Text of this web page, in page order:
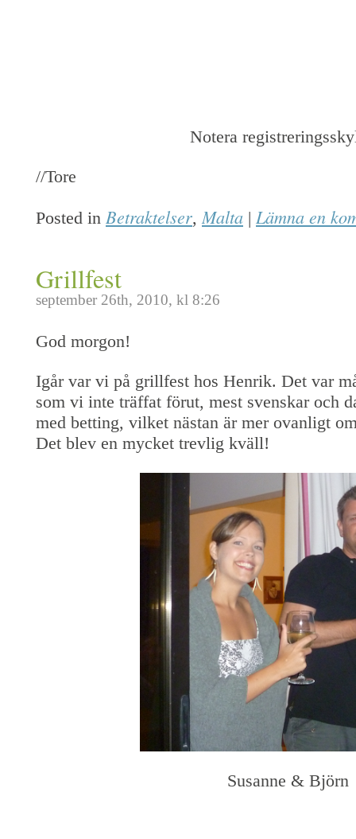
Notera
//Tore
Posted in Betraktelser,Malta | Lämna en
Grillfest
september 26th, 2010, kl 8:26
God morgon!
Igår var vi på grillfest hos Henrik. Det var
som vi inte träffat förut, mest svenskar och
med betting, vilket nästan är mer ovanligt
Det blev en mycket trevlig kväll!
Susanne & Björn